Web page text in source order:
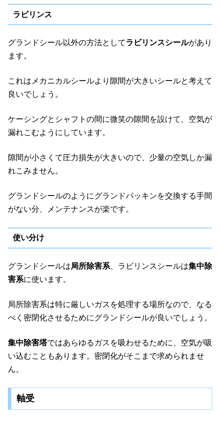
ラビリンス
グランドシール以外の方法としてラビリンスシールがあり
ます。
これはメカニカルシールより隙間が大きいシールと考えて
良いでしょう。
ケーシングとシャフトの間に微笑の隙間を設けて、空気が
漏れこむようにしています。
隙間が小さくて圧力損失が大きいので、少量の空気しか漏
れこみません。
グランドシールのようにグランドパッキンを交換する手間
がない分、メンテナンスが楽です。
使い分け
グランドシールは局所除害系 、ラビリンスシールは集中除
害系に使います。
局所除害系は特に厳しいガスを処理する場所なので、なる
べく密閉化させるためにグランドシールが良いでしょう。
集中除害塔ではあらゆるガスを吸わせるために、空気が吸
い込むこともあります。密閉化がそこまで求められませ
ん。
軸受